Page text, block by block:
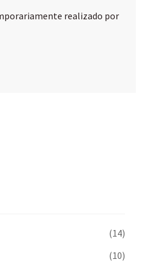
realizado por
(14)
(10)